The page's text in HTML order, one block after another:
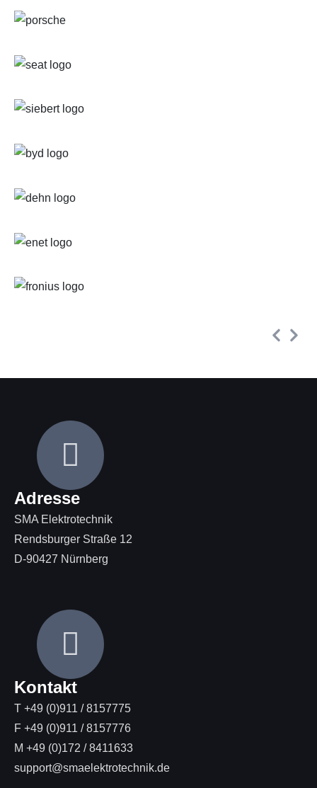
Adresse
SMA Elektrotechnik
Rendsburger Straße 12
D-90427 Nürnberg
Kontakt
T +49 (0)911 / 8157775
F +49 (0)911 / 8157776
M +49 (0)172 / 8411633
support@smaelektrotechnik.de